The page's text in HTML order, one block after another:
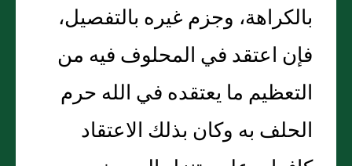
بالكراهة، وجزم غيره بالتفصيل،
فإن اعتقد في المحلوف فيه من
التعظيم ما يعتقده في الله حرم
الحلف به وكان بذلك الاعتقاد